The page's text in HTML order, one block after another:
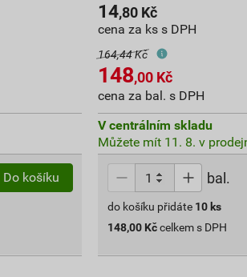
Do košíku
14,80 Kč
cena za ks s DPH
164,44 Kč
148,00 Kč
cena za bal. s DPH
V centrálním skladu
Můžete mít 11. 8. v
bal.
do košíku přidáte 10 ks
148,00 Kčcelkem s DPH